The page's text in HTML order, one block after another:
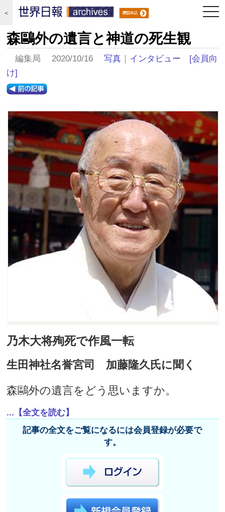
＜
森鷗外の遺言と神道の死生観
編集局 2020/10/16写真 ｜ インタビュー
[会員向
け]
乃木大将殉死で作風一転
生田神社名誉宮司 加藤隆久氏に聞く
森鷗外の遺言をどう思いますか。
...【全文を読む】
記事の全文をご覧になるには会員登録が必要で
す。